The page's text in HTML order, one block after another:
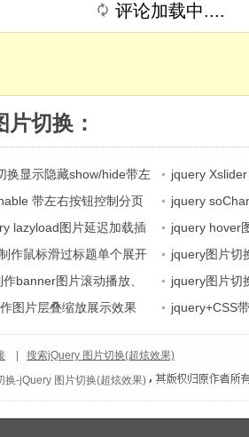
评论加载中....
片切换 ：
换显示隐藏show/hide带左
制图片自动切换显示隐藏
jquery
图片上下滚动
带左右按钮控制分页
jquery
项卡切换 带按
lazyload图片延迟加载插
jquery hover
程
作鼠标滑过标题单个展开
jquery图片切
切换
banner图片滚动播放、
卡等基于多功能jquery
jquery图片切
图片层叠缩放展示效果
jquery+CSS
搜索jQuery 图片切换(超炫效果)
换-jQuery 图片切换(超炫效果)